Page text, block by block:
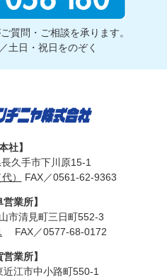
質問・ご相談を承ります。
土日・祝日をのぞく
社】
久手市下川原15-1
）
FAX／0561-62-9363
営業所】
市清見町三日町552-3
FAX／0577-68-0172
営業所】
近江市中小路町550-1